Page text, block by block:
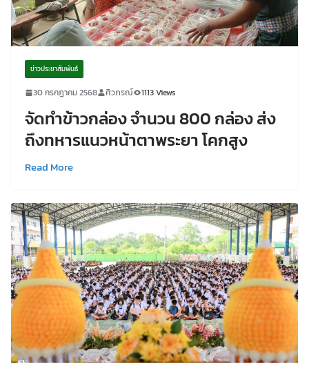
ข่าวประชาสัมพันธ์
30 กรกฎาคม 2568 ศิวภรณ์ 1113 Views
จัดทำข้าวกล่อง จำนวน 800 กล่อง ส่ง
ถึงทหารแนวหน้าตาพระยา โคกสูง
Read More